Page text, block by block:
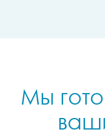
Мы